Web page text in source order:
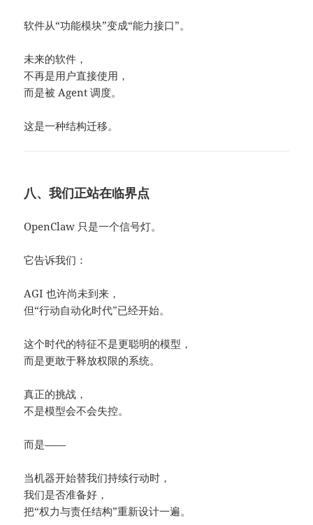
软件从“功能模块”变成“能力接口”。
未来的软件，
不再是用户直接使用，
而是被 Agent 调度。
这是一种结构迁移。
八、我们正站在临界点
OpenClaw 只是一个信号灯。
它告诉我们：
AGI 也许尚未到来，
但“行动自动化时代”已经开始。
这个时代的特征不是更聪明的模型，
而是更敢于释放权限的系统。
真正的挑战，
不是模型会不会失控。
而是——
当机器开始替我们持续行动时，
我们是否准备好，
把“权力与责任结构”重新设计一遍。